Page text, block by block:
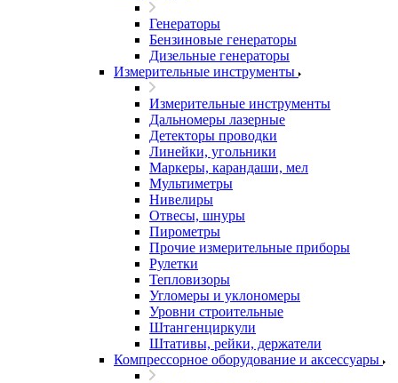
Генераторы
Бензиновые генераторы
Дизельные генераторы
Измерительные инструменты
Измерительные инструменты
Дальномеры лазерные
Детекторы проводки
Линейки, угольники
Маркеры, карандаши, мел
Мультиметры
Нивелиры
Отвесы, шнуры
Пирометры
Прочие измерительные приборы
Рулетки
Тепловизоры
Угломеры и уклономеры
Уровни строительные
Штангенциркули
Штативы, рейки, держатели
Компрессорное оборудование и аксессуары